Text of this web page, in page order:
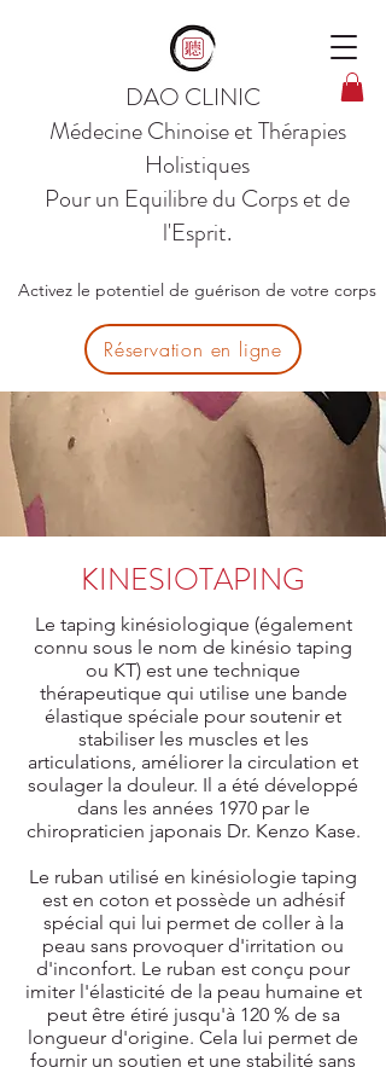
DAO CLINIC
Médecine Chinoise et Thérapies
Holistiques
Pour un Equilibre du Corps et de
l'Esprit.
Activez le potentiel de guérison de votre corps
Réservation en ligne
KINESIOTAPING
Le taping kinésiologique (également
connu sous le nom de kinésio taping
ou KT) est une technique
thérapeutique qui utilise une bande
élastique spéciale pour soutenir et
stabiliser les muscles et les
articulations, améliorer la circulation et
soulager la douleur. Il a été développé
dans les années 1970 par le
chiropraticien japonais Dr. Kenzo Kase.
Le ruban utilisé en kinésiologie taping
est en coton et possède un adhésif
spécial qui lui permet de coller à la
peau sans provoquer d'irritation ou
d'inconfort. Le ruban est conçu pour
imiter l'élasticité de la peau humaine et
peut être étiré jusqu'à 120 % de sa
longueur d'origine. Cela lui permet de
fournir un soutien et une stabilité sans